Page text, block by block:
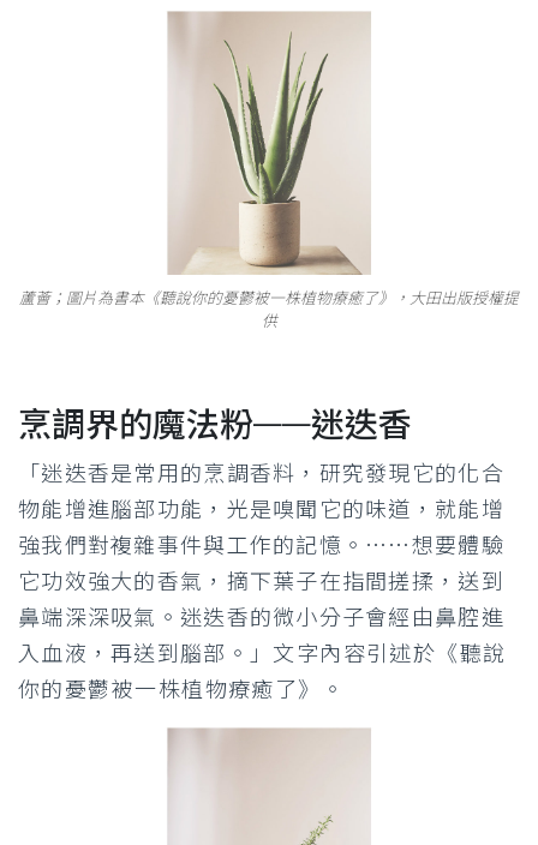
蘆薈；圖片為書本《聽說你的憂鬱被一株植物療癒了》，大田出版授權提
供
烹調界的魔法粉——迷迭香
「迷迭香是常用的烹調香料，研究發現它的化合
物能增進腦部功能，光是嗅聞它的味道，就能增
強我們對複雜事件與工作的記憶。⋯⋯想要體驗
它功效強大的香氣，摘下葉子在指間搓揉，送到
鼻端深深吸氣。迷迭香的微小分子會經由鼻腔進
入血液，再送到腦部。
」文字內容引述於《聽說
你的憂鬱被一株植物療癒了》。